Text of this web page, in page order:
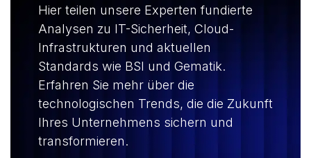
Hier teilen unsere Experten fundierte
Analysen zu IT-Sicherheit, Cloud-
Infrastrukturen und aktuellen
Standards wie BSI und Gematik.
Erfahren Sie mehr über die
technologischen Trends, die die Zukunft
Ihres Unternehmens sichern und
transformieren.